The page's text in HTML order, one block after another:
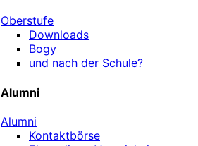
Oberstufe
Downloads
Bogy
und nach der Schule?
Alumni
Alumni
Kontaktbörse